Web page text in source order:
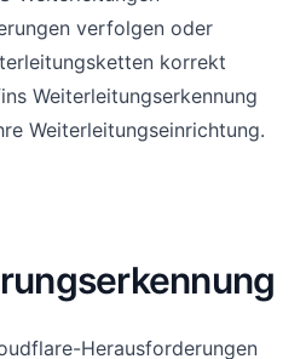
verfolgen oder
korrekt
Weiterleitungserkennung
Weiterleitungseinrichtung.
Herausforderungen